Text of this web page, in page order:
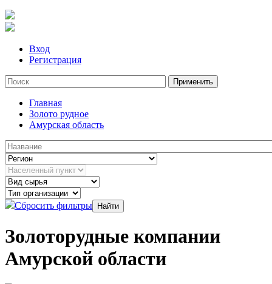
Вход
Регистрация
Главная
Золото рудное
Амурская область
Сбросить фильтры
Золоторудные компании
Амурской области